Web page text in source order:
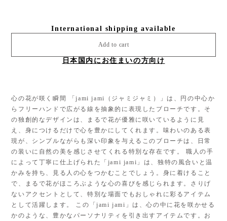
International shipping available
Add to cart
日本国内にお住まいの方向け
心の花が咲く瞬間 「jami jami（ジャミジャミ）」は、円の中心か
らフリーハンドで広がる線を抽象的に表現したブローチです。そ
の独創的なデザインは、まるで花が優雅に咲いているように見
え、身につけるだけで心を豊かにしてくれます。味わいのある表
現が、シンプルながらも深い印象を与えるこのブローチは、日常
の装いに自然の美を感じさせてくれる特別な存在です。 職人の手
によって丁寧に仕上げられた「jami jami」は、独特の風合いと温
かみを持ち、見る人の心をつかむことでしょう。身に着けること
で、まるで花がほころぶような心の喜びを感じられます。さりげ
ないアクセントとして、特別な場面でもおしゃれに彩るアイテム
として活躍します。 この「jami jami」は、心の中に花を咲かせる
かのような、豊かなパーソナリティを引き出すアイテムです。お